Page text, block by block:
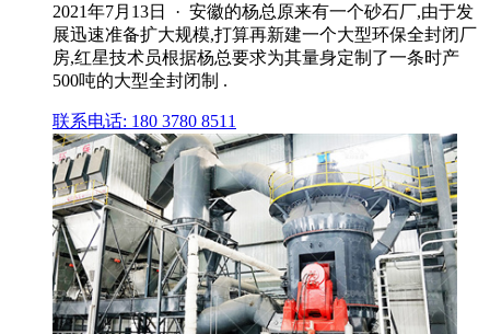
2021年7月13日 · 安徽的杨总原来有一个砂石厂,由于发
展迅速准备扩大规模,打算再新建一个大型环保全封闭厂
房,红星技术员根据杨总要求为其量身定制了一条时产
500吨的大型全封闭制 .
联系电话: 180 3780 8511